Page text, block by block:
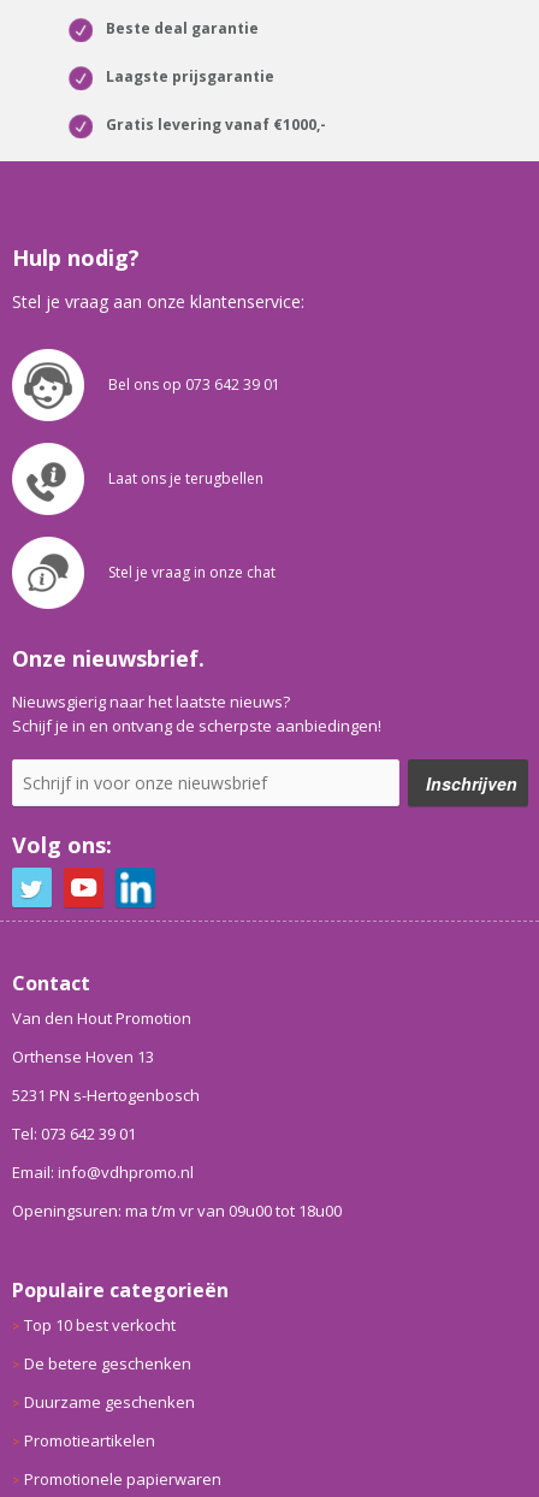
Beste deal garantie
Laagste prijsgarantie
Gratis levering vanaf €1000,-
Hulp nodig?
Stel je vraag aan onze klantenservice:
Bel ons op 073 642 39 01
Laat ons je terugbellen
Stel je vraag in onze chat
Onze nieuwsbrief.
Nieuwsgierig naar het laatste nieuws?
Schijf je in en ontvang de scherpste aanbiedingen!
Volg ons:
Contact
Van den Hout Promotion
Orthense Hoven 13
5231 PN s-Hertogenbosch
Tel: 073 642 39 01
Email: info@vdhpromo.nl
Openingsuren: ma t/m vr van 09u00 tot 18u00
Populaire categorieën
Top 10 best verkocht
De betere geschenken
Duurzame geschenken
Promotieartikelen
Promotionele papierwaren